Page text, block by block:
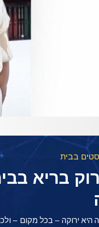
בבית
בריא
היא ירוקה – בכל מקום –